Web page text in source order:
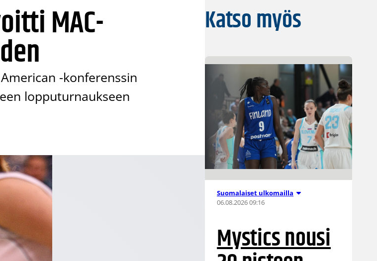
MAC-
-konferenssin
lopputurnaukseen
Katso myös
Suomalaiset ulkomailla
06.08.2026 09:16
Mystics nousi